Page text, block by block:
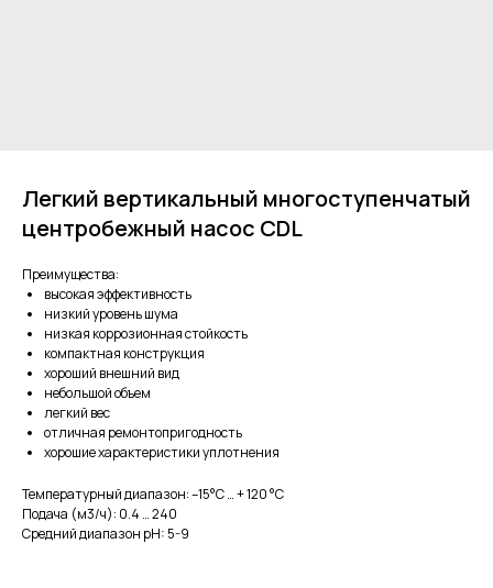
Легкий вертикальный многоступенчатый
центробежный насос CDL
Преимущества:
высокая эффективность
низкий уровень шума
низкая коррозионная стойкость
компактная конструкция
хороший внешний вид
небольшой объем
легкий вес
отличная ремонтопригодность
хорошие характеристики уплотнения
Температурный диапазон: –15°C … + 120 °C
Подача (м3/ч): 0.4 … 240
Средний диапазон pH: 5-9